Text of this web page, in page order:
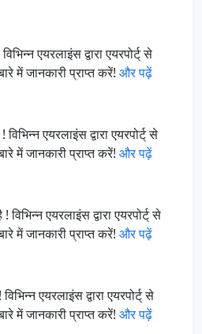
एयरलाइंस द्वारा एयरपोर्ट् से
में जानकारी प्राप्त करें! और पढ़ें
एयरलाइंस द्वारा एयरपोर्ट् से
में जानकारी प्राप्त करें! और पढ़ें
एयरलाइंस द्वारा एयरपोर्ट् से
में जानकारी प्राप्त करें! और पढ़ें
एयरलाइंस द्वारा एयरपोर्ट् से
में जानकारी प्राप्त करें! और पढ़ें